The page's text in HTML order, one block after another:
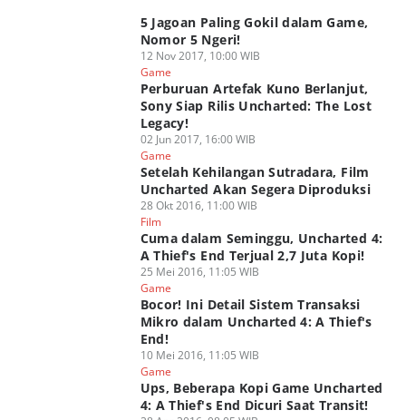
5 Jagoan Paling Gokil dalam Game,
Nomor 5 Ngeri!
12 Nov 2017, 10:00 WIB
Game
Perburuan Artefak Kuno Berlanjut,
Sony Siap Rilis Uncharted: The Lost
Legacy!
02 Jun 2017, 16:00 WIB
Game
Setelah Kehilangan Sutradara, Film
Uncharted Akan Segera Diproduksi
28 Okt 2016, 11:00 WIB
Film
Cuma dalam Seminggu, Uncharted 4:
A Thief's End Terjual 2,7 Juta Kopi!
25 Mei 2016, 11:05 WIB
Game
Bocor! Ini Detail Sistem Transaksi
Mikro dalam Uncharted 4: A Thief's
End!
10 Mei 2016, 11:05 WIB
Game
Ups, Beberapa Kopi Game Uncharted
4: A Thief's End Dicuri Saat Transit!